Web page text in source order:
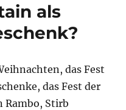
als
das Fest
das Fest der
Rambo, Stirb